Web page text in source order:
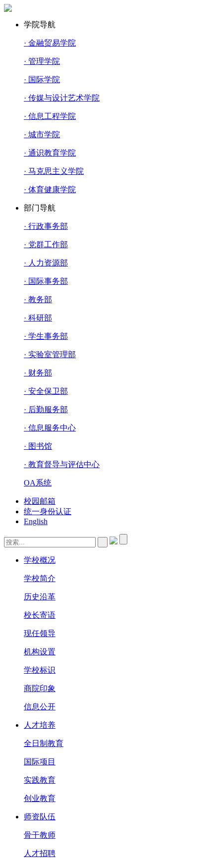
学院导航
· 金融贸易学院
· 管理学院
· 国际学院
· 传媒与设计艺术学院
· 信息工程学院
· 城市学院
· 通识教育学院
· 马克思主义学院
· 体育健康学院
部门导航
· 行政事务部
· 党群工作部
· 人力资源部
· 国际事务部
· 教务部
· 科研部
· 学生事务部
· 实验室管理部
· 财务部
· 安全保卫部
· 后勤服务部
· 信息服务中心
· 图书馆
· 教育督导与评估中心
OA系统
校园邮箱
统一身份认证
English
学校概况
学校简介
历史沿革
校长寄语
现任领导
机构设置
学校标识
商院印象
信息公开
人才培养
全日制教育
国际项目
实践教育
创业教育
师资队伍
骨干教师
人才招聘